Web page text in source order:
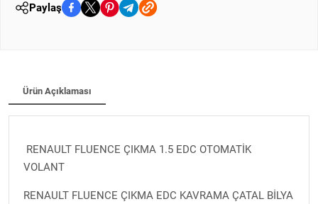
Paylaş
Ürün Açıklaması
RENAULT FLUENCE ÇIKMA 1.5 EDC OTOMATİK
VOLANT
RENAULT FLUENCE ÇIKMA EDC KAVRAMA ÇATAL BİLYA